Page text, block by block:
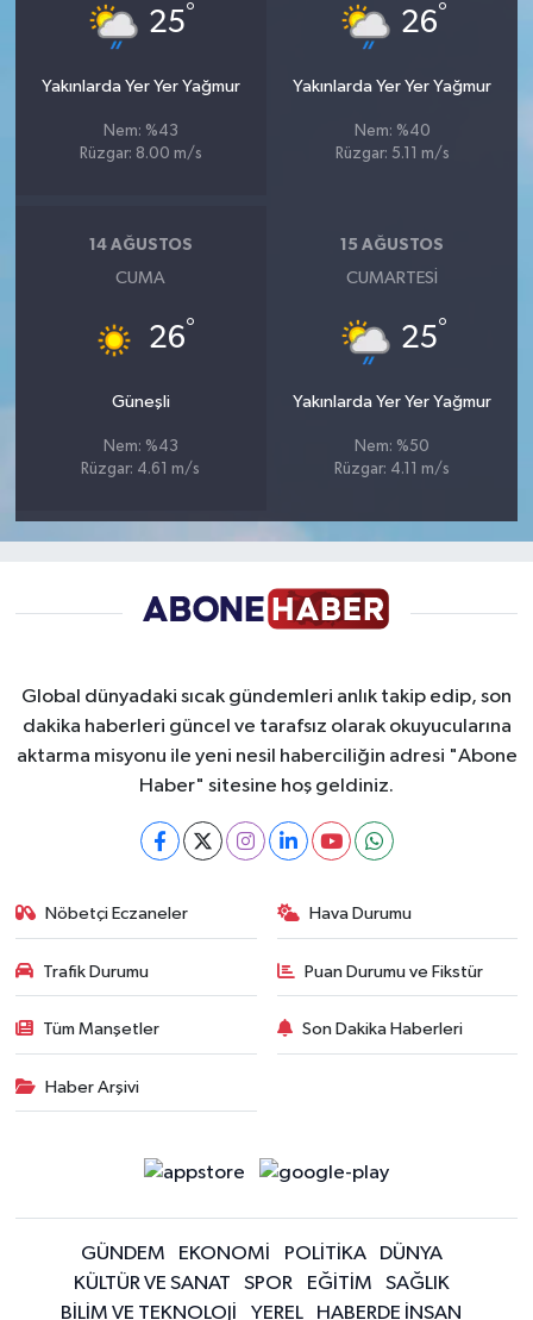
25°
Yakınlarda Yer Yer Yağmur
Nem: %43
Rüzgar: 8.00 m/s
26°
Yakınlarda Yer Yer Yağmur
Nem: %40
Rüzgar: 5.11 m/s
14 AĞUSTOS
CUMA
26°
Güneşli
Nem: %43
Rüzgar: 4.61 m/s
15 AĞUSTOS
CUMARTESI
25°
Yakınlarda Yer Yer Yağmur
Nem: %50
Rüzgar: 4.11 m/s
Global dünyadaki sıcak gündemleri anlık takip edip, son
dakika haberleri güncel ve tarafsız olarak okuyucularına
aktarma misyonu ile yeni nesil haberciliğin adresi "Abone
Haber" sitesine hoş geldiniz.
Nöbetçi Eczaneler Hava Durumu
Trafik Durumu Puan Durumu ve Fikstür
Tüm Manşetler Son Dakika Haberleri
Haber Arşivi
GÜNDEM EKONOMİ POLİTİKA
DÜNYA
KÜLTÜR VE SANAT
SPOR EĞİTİM
SAĞLIK
BİLİM VE TEKNOLOJİ
YEREL HABERDE İNSAN